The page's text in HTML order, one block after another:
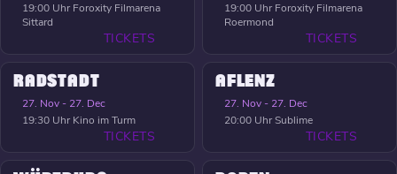
19:00 Uhr Foroxity Filmarena
Sittard
TICKETS
19:00 Uhr Foroxity Filmarena
Roermond
TICKETS
RADSTADT
27. Nov - 27. Dec
19:30 Uhr Kino im Turm
TICKETS
AFLENZ
27. Nov - 27. Dec
20:00 UhrSublime
TICKETS